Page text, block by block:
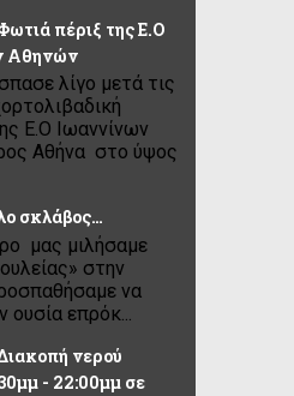
πέριξ της Ε.Ο
Αθηνών
λίγο μετά τις
Ε.Ο Ιωαννίνων
Αθήνα στο ύψος
σκλάβος…
μας μιλήσαμε
στην
να
ουσία επρόκ...
νερού
- 22:00μμ σε